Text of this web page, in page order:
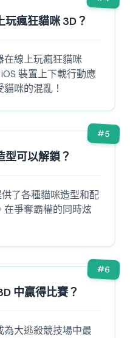
瘋狂貓咪 3D？
在線上玩瘋狂貓咪
裝置上下載行動應
咪的混亂！
#5
型可以解鎖？
了各種貓咪造型和配
在爭奪霸權的同時炫
#6
中贏得比賽？
大逃殺競技場中最